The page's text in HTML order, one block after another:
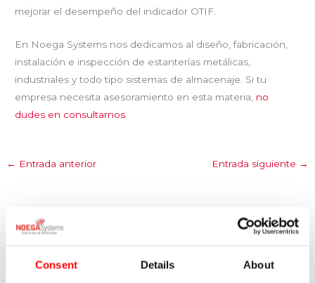
Consent Details About
mejorar el desempeño del indicador OTIF.
En Noega Systems nos dedicamos al diseño, fabricación,
instalación e inspección de estanterías metálicas,
industriales y todo tipo sistemas de almacenaje. Si tu
empresa necesita asesoramiento en esta materia, no
dudes en consultarnos
← Entrada anterior Entrada siguiente →